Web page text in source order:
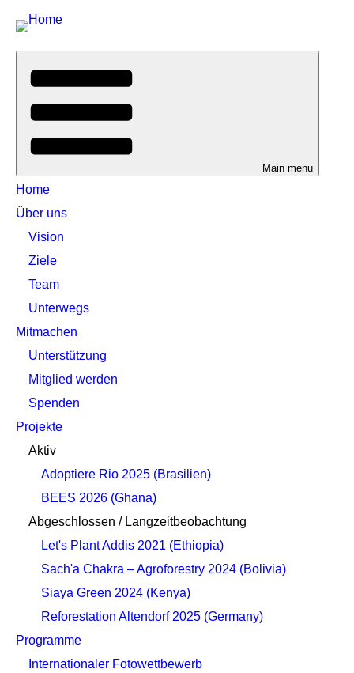
Main menu
Home
Über uns
Vision
Ziele
Team
Unterwegs
Mitmachen
Unterstützung
Mitglied werden
Spenden
Projekte
Aktiv
Adoptiere Rio 2025 (Brasilien)
BEES 2026 (Ghana)
Abgeschlossen / Langzeitbeobachtung
Let's Plant Addis 2021 (Ethiopia)
Sach'a Chakra – Agroforestry 2024 (Bolivia)
Siaya Green 2024 (Kenya)
Reforestation Altendorf 2025 (Germany)
Programme
Internationaler Fotowettbewerb